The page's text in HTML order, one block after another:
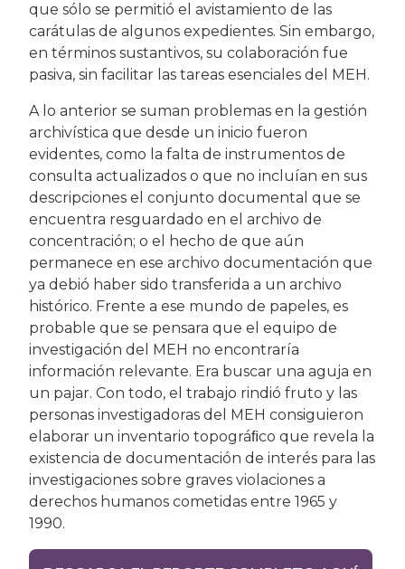
que sólo se permitió el avistamiento de las
carátulas de algunos expedientes. Sin embargo,
en términos sustantivos, su colaboración fue
pasiva, sin facilitar las tareas esenciales del MEH.
A lo anterior se suman problemas en la gestión
archivística que desde un inicio fueron
evidentes, como la falta de instrumentos de
consulta actualizados o que no incluían en sus
descripciones el conjunto documental que se
encuentra resguardado en el archivo de
concentración; o el hecho de que aún
permanece en ese archivo documentación que
ya debió haber sido transferida a un archivo
histórico. Frente a ese mundo de papeles, es
probable que se pensara que el equipo de
investigación del MEH no encontraría
información relevante. Era buscar una aguja en
un pajar. Con todo, el trabajo rindió fruto y las
personas investigadoras del MEH consiguieron
elaborar un inventario topográﬁco que revela la
existencia de documentación de interés para las
investigaciones sobre graves violaciones a
derechos humanos cometidas entre 1965 y
1990.